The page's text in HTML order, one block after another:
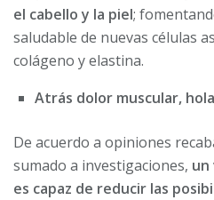
el cabello y la piel;
saludable de nuevas células
colágeno y elastina.
Atrás dolor muscular,
De acuerdo a opiniones
sumado a investigaciones, un
es capaz de reducir las